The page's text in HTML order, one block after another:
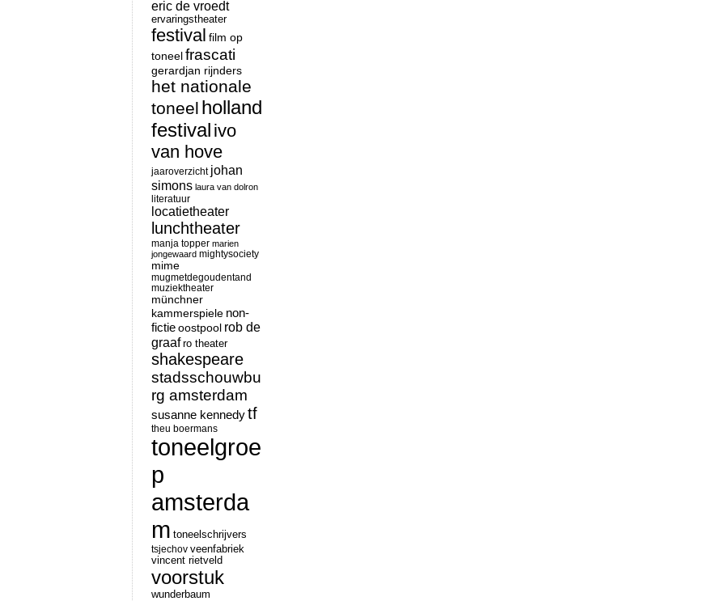
eric de vroedt
ervaringstheater
festival film op
toneelfrascati
gerardjan rijnders
het nationale
toneel holland
festival ivo
van hove
jaaroverzicht johan
simons laura van dolron
literatuur
locatietheater
lunchtheater
manja topper marien
jongewaard mightysociety
mime
mugmetdegoudentand
muziektheater
münchner
kammerspiele non-
fictieoostpool rob de
graaf ro theater
shakespeare
stadsschouwbu
rg amsterdam
susanne kennedytf
theu boermans
toneelgroe
p
amsterda
m toneelschrijvers
tsjechov veenfabriek
vincent rietveld
voorstuk
wunderbaum